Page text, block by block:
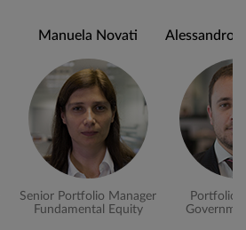
Manuela Novati
Senior Portfolio Manager
Fundamental Equity
Alessandro
Portfolio